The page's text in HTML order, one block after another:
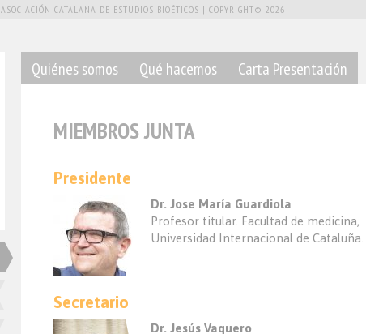
ASOCIACIÓN CATALANA DE ESTUDIOS BIOÉTICOS | COPYRIGHT© 2026
Quiénes somos Qué hacemos
Carta Presentación
MIEMBROS JUNTA
Presidente
Dr. Jose María Guardiola
Profesor titular. Facultad de medicina,
Universidad Internacional de Cataluña.
Secretario
Dr. Jesús Vaquero